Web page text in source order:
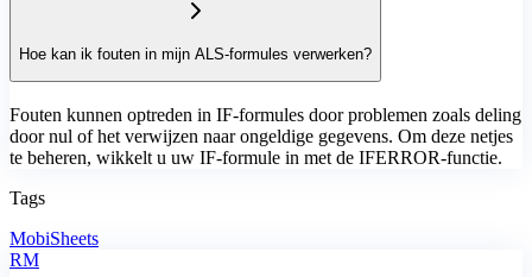
Hoe kan ik fouten in mijn ALS-formules verwerken?
Fouten kunnen optreden in IF-formules door problemen zoals deling
door nul of het verwijzen naar ongeldige gegevens. Om deze netjes
te beheren, wikkelt u uw IF-formule in met de IFERROR-functie.
Tags
MobiSheets
RM